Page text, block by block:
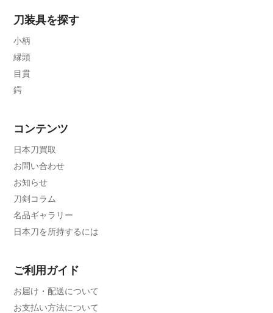
刀装具を探す
小柄
縁頭
目貫
鍔
コンテンツ
日本刀買取
お問い合わせ
お知らせ
刀剣コラム
名品ギャラリー
日本刀を所持するには
ご利用ガイド
お届け・配送について
お支払い方法について